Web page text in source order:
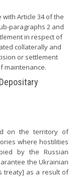
Article 34 of the
paragraphs 2 and
in respect of
collaterally and
or settlement
maintenance.
on the territory of
where hostilities
by the Russian
the Ukrainian
treaty] as a result of